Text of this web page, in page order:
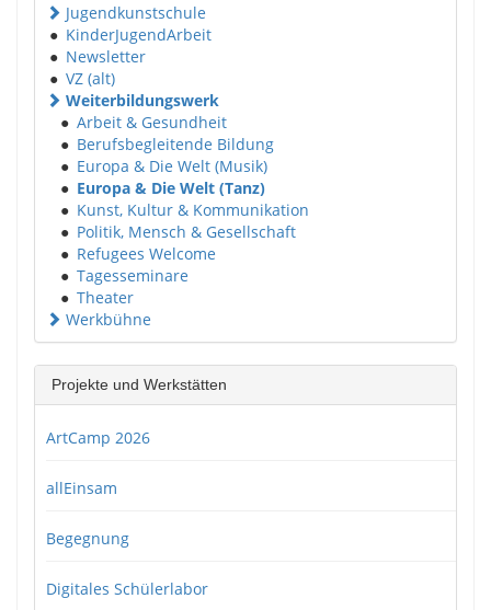
Jugendkunstschule
● KinderJugendArbeit
● Newsletter
● VZ (alt)
Weiterbildungswerk
● Arbeit & Gesundheit
● Berufsbegleitende Bildung
● Europa & Die Welt (Musik)
● Europa & Die Welt (Tanz)
● Kunst, Kultur & Kommunikation
● Politik, Mensch & Gesellschaft
● Refugees Welcome
● Tagesseminare
● Theater
Werkbühne
Projekte und Werkstätten
ArtCamp 2026
allEinsam
Begegnung
Digitales Schülerlabor